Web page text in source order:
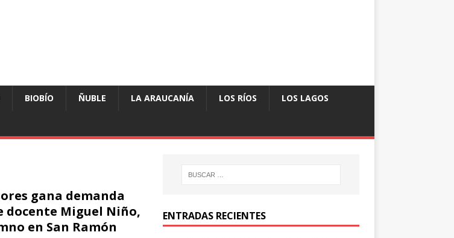
BIOBÍO ÑUBLE LA ARAUCANÍA LOS RÍOS LOS LAGOS
gana demanda
docente Miguel Niño,
en San Ramón
ENTRADAS RECIENTES